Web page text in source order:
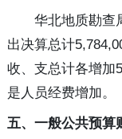
华北地质勘查
出决算总计
收、支总计各增加
是人员经费增加。
五、一般公共预算